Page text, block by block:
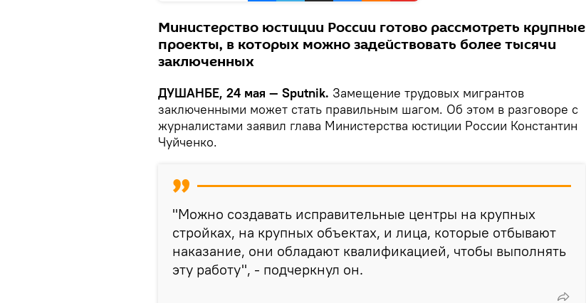
Министерство юстиции России готово рассмотреть крупные
проекты, в которых можно задействовать более тысячи
заключенных
ДУШАНБЕ, 24 мая — Sputnik. Замещение трудовых мигрантов
заключенными может стать правильным шагом. Об этом в разговоре с
журналистами заявил глава Министерства юстиции России Константин
Чуйченко.
"Можно создавать исправительные центры на крупных
стройках, на крупных объектах, и лица, которые отбывают
наказание, они обладают квалификацией, чтобы выполнять
эту работу", - подчеркнул он.